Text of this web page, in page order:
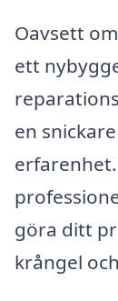
Oavsett
ett
en
göra ditt
krångel